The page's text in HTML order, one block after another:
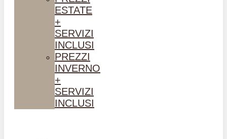
ESTATE
+
SERVIZI
INCLUSI
PREZZI
INVERNO
+
SERVIZI
INCLUSI